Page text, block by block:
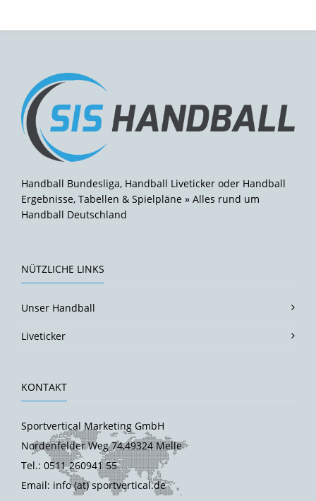
Handball Bundesliga, Handball Liveticker oder Handball
Ergebnisse, Tabellen & Spielpläne » Alles rund um
Handball Deutschland
NÜTZLICHE LINKS
Unser Handball
Liveticker
KONTAKT
Sportvertical Marketing GmbH
Nordenfelder Weg 74,49324 Melle
Tel.: 0511 260941 55
Email: info (at) sportvertical.de